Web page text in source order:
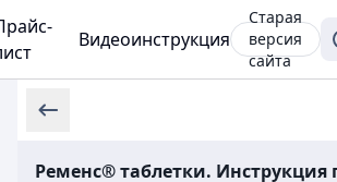
Видеоинструкция
Старая
версия
сайта
Ременс® таблетки. Инструкция